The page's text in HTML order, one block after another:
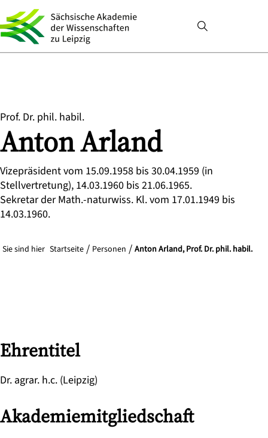
Prof. Dr. phil. habil.
AntonArland
Vizepräsident vom 15.09.1958 bis 30.04.1959 (in
Stellvertretung), 14.03.1960 bis 21.06.1965.
Sekretar der Math.-naturwiss. Kl. vom 17.01.1949 bis
14.03.1960.
Sie sind hier Startseite Personen Anton Arland, Prof. Dr. phil. habil.
Ehrentitel
Dr. agrar. h.c. (Leipzig)
Akademiemitgliedschaft